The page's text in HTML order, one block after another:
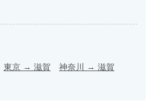
東京 → 滋賀 神奈川 → 滋賀